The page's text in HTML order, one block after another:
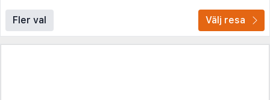
Fler val Välj resa